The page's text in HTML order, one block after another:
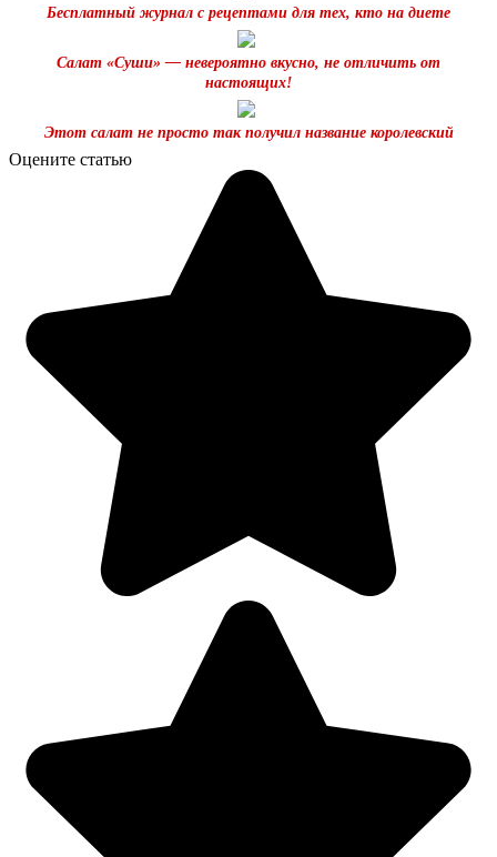
Бесплатный журнал с рецептами для тех, кто на диете
Салат «Суши» — невероятно вкусно, не отличить от
настоящих!
Этот салат не просто так получил название королевский
Оцените статью